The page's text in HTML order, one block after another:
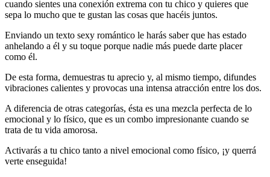
cuando sientes una conexión extrema con tu chico y quieres que
sepa lo mucho que te gustan las cosas que hacéis juntos.
Enviando un texto sexy romántico le harás saber que has estado
anhelando a él y su toque porque nadie más puede darte placer
como él.
De esta forma, demuestras tu aprecio y, al mismo tiempo, difundes
vibraciones calientes y provocas una intensa atracción entre los dos.
A diferencia de otras categorías, ésta es una mezcla perfecta de lo
emocional y lo físico, que es un combo impresionante cuando se
trata de tu vida amorosa.
Activarás a tu chico tanto a nivel emocional como físico, ¡y querrá
verte enseguida!